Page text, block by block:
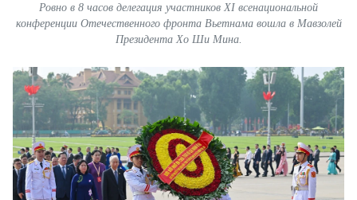
Ровно в 8 часов делегация участников XI всенациональной
конференции Отечественного фронта Вьетнама вошла в Мавзолей
Президента Хо Ши Мина.